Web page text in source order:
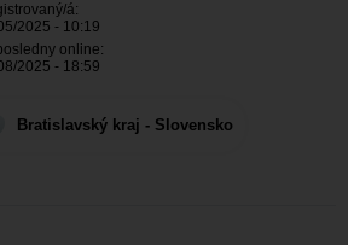
á:
2025 - 10:19
online:
2025 - 18:59
Bratislavský kraj - Slovensko